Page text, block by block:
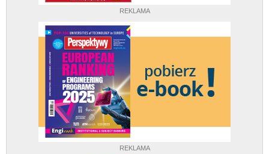
REKLAMA
REKLAMA